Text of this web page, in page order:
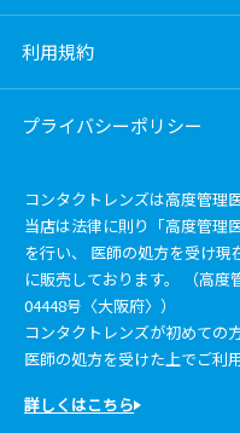
利用規約
プライバシーポリシー
コンタクトレンズは高度管理
当店は法律に則り「高度管理
を行い、 医師の処方を受け
に販売しております。 （高
04448号〈大阪府〉）
コンタクトレンズが初めての
医師の処方を受けた上でご利
詳しくはこちら